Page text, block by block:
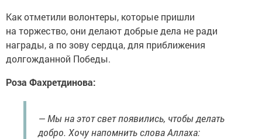
Как отметили волонтеры, которые пришли
на торжество, они делают добрые дела не ради
награды, а по зову сердца, для приближения
долгожданной Победы.
Роза Фахретдинова:
— Мы на этот свет появились, чтобы делать
добро. Хочу напомнить слова Аллаха: